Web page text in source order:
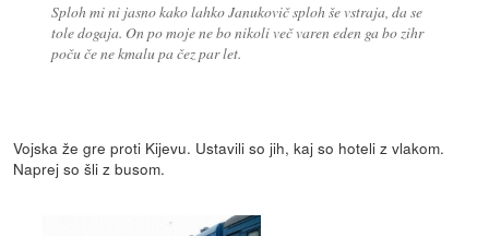
Sploh mi ni jasno kako lahko Janukovič sploh še vstraja, da se
tole dogaja. On po moje ne bo nikoli več varen eden ga bo zihr
poču če ne kmalu pa čez par let.
Vojska že gre proti Kijevu. Ustavili so jih, kaj so hoteli z vlakom.
Naprej so šli z busom.